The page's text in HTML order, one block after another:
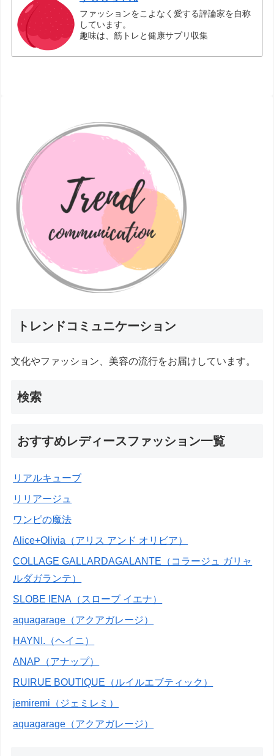
ファッションをこよなく愛する評論家を自称
しています。
趣味は、筋トレと健康サプリ収集
トレンドコミュニケーション
文化やファッション、美容の流行をお届けしています。
検索
おすすめレディースファッション一覧
リアルキューブ
リリアージュ
ワンピの魔法
Alice+Olivia（アリス アンド オリビア）
COLLAGE GALLARDAGALANTE（コラージュ ガリャ
ルダガランテ）
SLOBE IENA（スローブ イエナ）
aquagarage（アクアガレージ）
HAYNI.（ヘイニ）
ANAP（アナップ）
RUIRUE BOUTIQUE（ルイルエブティック）
jemiremi（ジェミレミ）
aquagarage（アクアガレージ）